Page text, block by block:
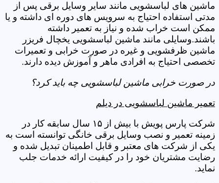
ماشین های لباسشویی مانند سایر وسایل برقی پس از
مدتی استفاده احتیاج به سرویس های دوره ای داشته و یا
ممکن است خراب شده و نیاز به تعمیر داشته
باشند.وسایلی مانند ماشین لباسشویی یخچال فریزر
ماشین ظرفشویی و غیره در صورت خرابی و تعمیرات
تخصصی احتیاج به افرادی ماهر و آموزش دیده دارند.
در صورت خرابی ماشین لباسشویی چه باید کرد؟
تعمیر ماشین لباسشویی در دیلم
شرکت پارس پویش با بیش از ۱۵ سال سابقه کار در
زمینه تعمیر و نصب وسایل برقی خانگی توانسته است به
یکی از شرکت های معتبر و قابل اطمینان تبدیل شده و
رضایت مشتریان خود را در کیفیت ارائه خدمات جلب
نماید.